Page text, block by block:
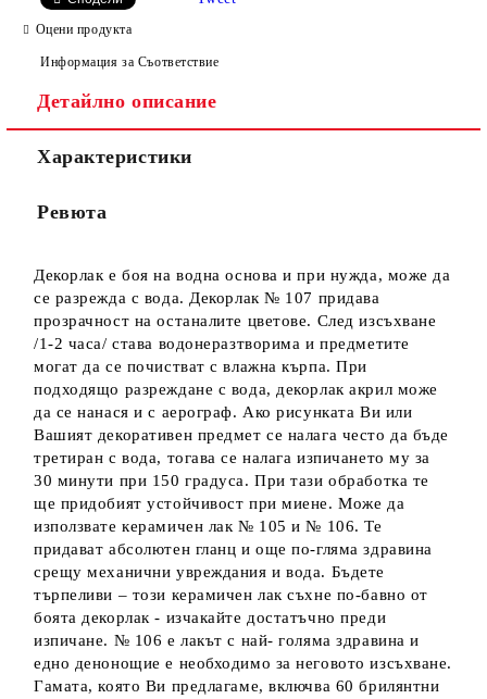
Оцени продукта
Информация за Съответствие
Детайлно описание
Характеристики
Ревюта
Декорлак е боя на водна основа и при нужда, може да
се разрежда с вода. Декорлак № 107 придава
прозрачност на останалите цветове. След изсъхване
/1-2 часа/ става водонеразтворима и предметите
могат да се почистват с влажна кърпа. При
подходящо разреждане с вода, декорлак акрил може
да се нанася и с аерограф. Ако рисунката Ви или
Вашият декоративен предмет се налага често да бъде
третиран с вода, тогава се налага изпичането му за
30 минути при 150 градуса. При тази обработка те
ще придобият устойчивост при миене. Може да
използвате керамичен лак № 105 и № 106. Те
придават абсолютен гланц и още по-гляма здравина
срещу механични увреждания и вода. Бъдете
търпеливи – този керамичен лак съхне по-бавно от
боята декорлак - изчакайте достатъчно преди
изпичане. № 106 е лакът с най- голяма здравина и
едно денонощие е необходимо за неговото изсъхване.
Гамата, която Ви предлагаме, включва 60 брилянтни